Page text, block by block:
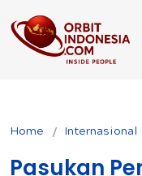
Home Internasional
Pasukan